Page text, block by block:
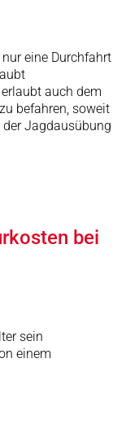
eine Durchfahrt
auch dem
befahren, soweit
Jagdausübung
bei
sein
einem